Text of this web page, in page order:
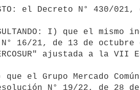
N° 16/21, de 13 de
ajustada a la VII
N° 19/22, de 28